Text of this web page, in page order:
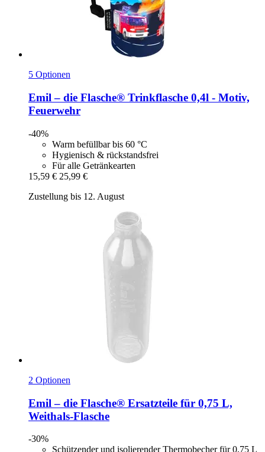
5 Optionen
Emil – die Flasche® Trinkflasche 0,4l -​ Motiv,
Feuerwehr
-40%
Warm befüllbar bis 60 °C
Hygienisch & rückstandsfrei
Für alle Getränkearten
15,59 € 25,99 €
Zustellung bis 12. August
2 Optionen
Emil – die Flasche® Ersatzteile für 0,75 L,
Weithals-​Flasche
-30%
Schützender und isolierender Thermobecher für 0,75 L